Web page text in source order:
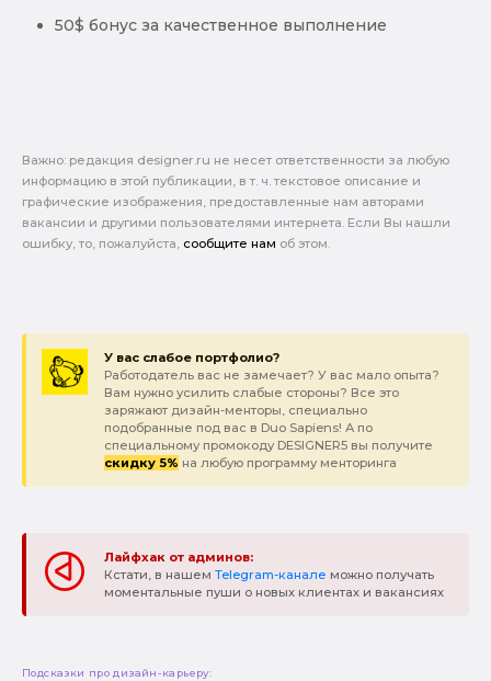
50$ бонус за качественное выполнение
Важно: pедакция designer.ru не несет ответственности за любую
информацию в этой публикации, в т. ч. текстовое описание и
графические изображения, предоставленные нам авторами
вакансии и другими пользователями интернета. Если Вы нашли
ошибку, то, пожалуйста, сообщите нам об этом.
У вас слабое портфолио?
Работодатель вас не замечает? У вас мало опыта?
Вам нужно усилить слабые стороны? Все это
заряжают дизайн-менторы, специально
подобранные под вас в Duo Sapiens! А по
специальному промокоду DESIGNER5 вы получите
скидку 5% на любую программу менторинга
Лайфхак от админов:
Кстати, в нашем Telegram-канале можно получать
моментальные пуши о новых клиентах и вакансиях
Подсказки про дизайн-карьеру: